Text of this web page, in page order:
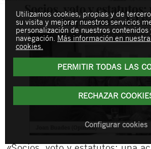
Utilizamos cookies, propias y de
su visita y mejorar nuestros servicios
personalización de nuestros
navegación. Más información en
cookies.
PERMITIR TODAS LAS
RECHAZAR
Configurar cookies